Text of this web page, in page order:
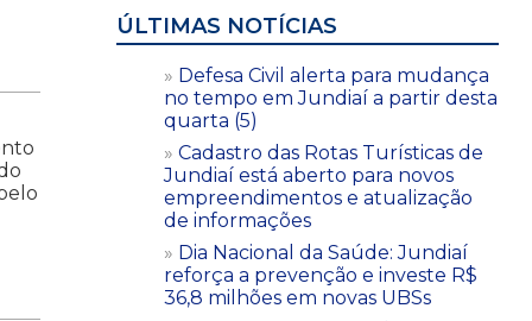
ÚLTIMAS NOTÍCIAS
Defesa Civil alerta para mudança
no tempo em Jundiaí a partir desta
quarta (5)
Cadastro das Rotas Turísticas de
Jundiaí está aberto para novos
empreendimentos e atualização
de informações
Dia Nacional da Saúde: Jundiaí
reforça a prevenção e investe R$
36,8 milhões em novas UBSs